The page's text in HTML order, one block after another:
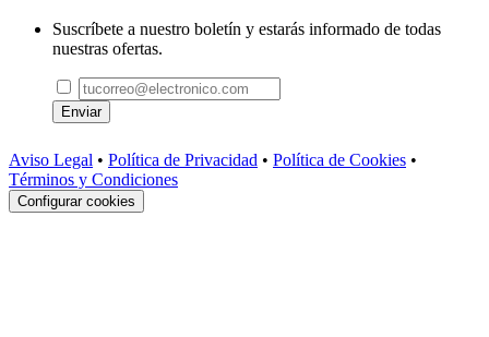
Suscríbete a nuestro boletín y estarás informado de todas
nuestras ofertas.
Enviar
Aviso Legal • Política de Privacidad • Política de Cookies •
Términos y Condiciones
Configurar cookies